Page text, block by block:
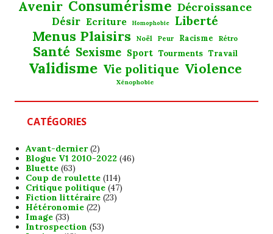
Avenir Consumérisme Décroissance
Désir Ecriture Homophobie Liberté
Menus Plaisirs Noël Peur Racisme Rétro
Santé Sexisme Sport Tourments Travail
Validisme Vie politique Violence
Xénophobie
CATÉGORIES
Avant-dernier(2)
Blogue V1 2010-2022 (46)
Bluette(63)
Coup de roulette(114)
Critique politique(47)
Fiction littéraire(23)
Hétéronomie(22)
Image(33)
Introspection (53)